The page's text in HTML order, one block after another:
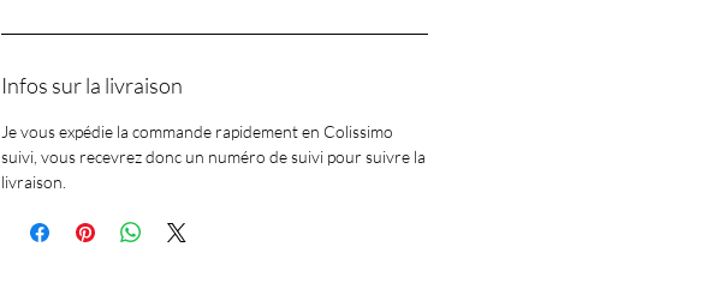
Infos sur la livraison
Je vous expédie la commande rapidement en Colissimo
suivi, vous recevrez donc un numéro de suivi pour suivre la
livraison.